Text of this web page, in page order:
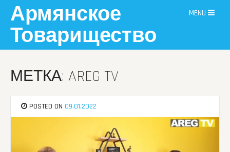
content
Армянское
Товарищество
MENU
МЕТКА: AREG TV
POSTED ON 09.01.2022